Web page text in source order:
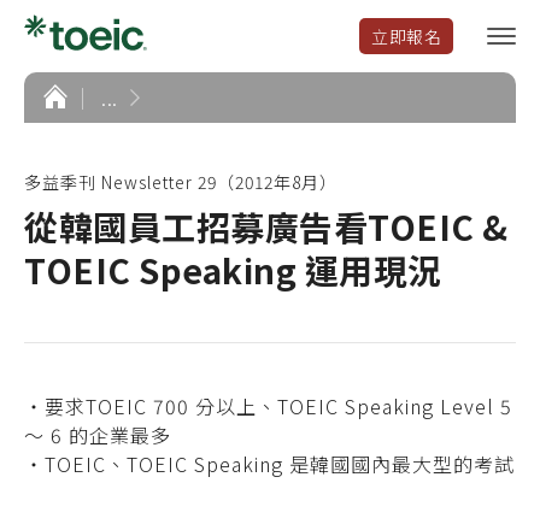
立即報名
選
單
首
頁
...
多益季刊 Newsletter 29（2012年8月）
從韓國員工招募廣告看TOEIC &
TOEIC Speaking 運用現況
‧要求TOEIC 700 分以上、TOEIC Speaking Level 5
～ 6 的企業最多
‧TOEIC、TOEIC Speaking 是韓國國內最大型的考試